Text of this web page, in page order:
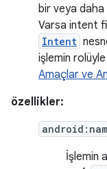
bir veya
Varsa intent
Intent
işlemin
Amaçlar ve
özellikler:
İşlemin